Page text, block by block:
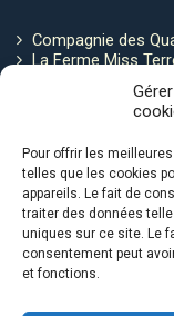
Pour offrir les
telles que les cookies
appareils. Le fait de
traiter des données
uniques sur ce site. Le
consentement peut
et fonctions.
Compagnie des
La Ferme Miss
Politique de
Avec le soutien de :